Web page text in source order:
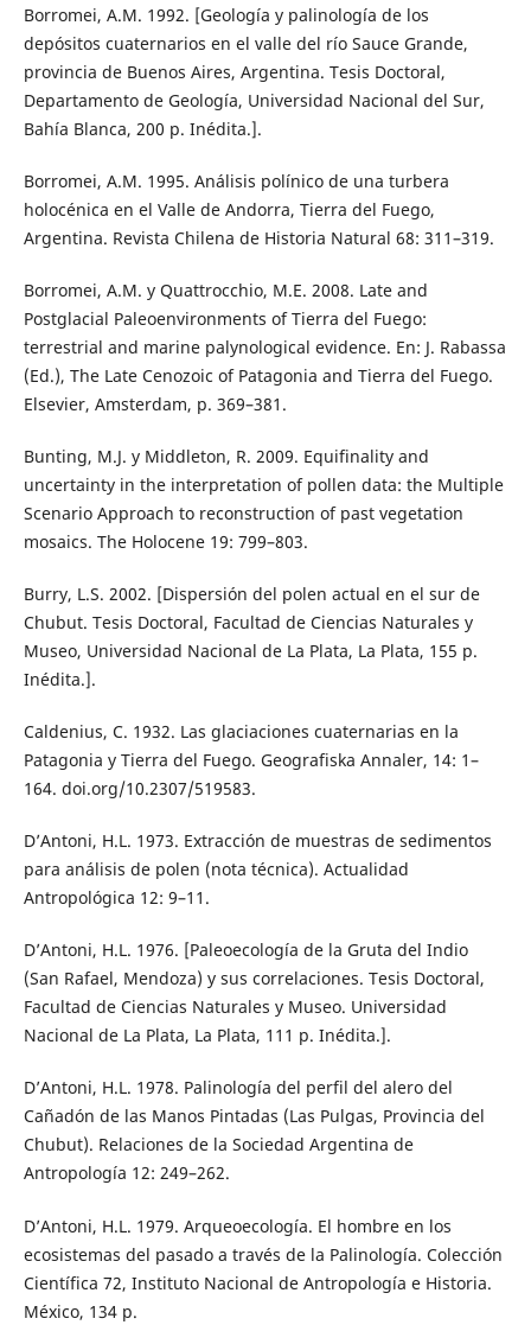
Borromei, A.M. 1992. [Geología y palinología de los
depósitos cuaternarios en el valle del río Sauce Grande,
provincia de Buenos Aires, Argentina. Tesis Doctoral,
Departamento de Geología, Universidad Nacional del Sur,
Bahía Blanca, 200 p. Inédita.].
Borromei, A.M. 1995. Análisis polínico de una turbera
holocénica en el Valle de Andorra, Tierra del Fuego,
Argentina. Revista Chilena de Historia Natural 68: 311–319.
Borromei, A.M. y Quattrocchio, M.E. 2008. Late and
Postglacial Paleoenvironments of Tierra del Fuego:
terrestrial and marine palynological evidence. En: J. Rabassa
(Ed.), The Late Cenozoic of Patagonia and Tierra del Fuego.
Elsevier, Amsterdam, p. 369–381.
Bunting, M.J. y Middleton, R. 2009. Equifinality and
uncertainty in the interpretation of pollen data: the Multiple
Scenario Approach to reconstruction of past vegetation
mosaics. The Holocene 19: 799–803.
Burry, L.S. 2002. [Dispersión del polen actual en el sur de
Chubut. Tesis Doctoral, Facultad de Ciencias Naturales y
Museo, Universidad Nacional de La Plata, La Plata, 155 p.
Inédita.].
Caldenius, C. 1932. Las glaciaciones cuaternarias en la
Patagonia y Tierra del Fuego. Geografiska Annaler, 14: 1–
164. doi.org/10.2307/519583.
D’Antoni, H.L. 1973. Extracción de muestras de sedimentos
para análisis de polen (nota técnica). Actualidad
Antropológica 12: 9–11.
D’Antoni, H.L. 1976. [Paleoecología de la Gruta del Indio
(San Rafael, Mendoza) y sus correlaciones. Tesis Doctoral,
Facultad de Ciencias Naturales y Museo. Universidad
Nacional de La Plata, La Plata, 111 p. Inédita.].
D’Antoni, H.L. 1978. Palinología del perfil del alero del
Cañadón de las Manos Pintadas (Las Pulgas, Provincia del
Chubut). Relaciones de la Sociedad Argentina de
Antropología 12: 249–262.
D’Antoni, H.L. 1979. Arqueoecología. El hombre en los
ecosistemas del pasado a través de la Palinología. Colección
Científica 72, Instituto Nacional de Antropología e Historia.
México, 134 p.